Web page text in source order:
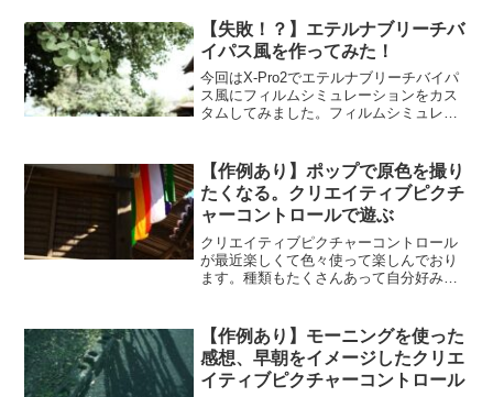
り、フィルム風に表現したい時には効果
的な...
【失敗！？】エテルナブリーチバ
イパス風を作ってみた！
今回はX-Pro2でエテルナブリーチバイパ
ス風にフィルムシミュレーションをカス
タムしてみました。フィルムシミュレー
ナブリーチバイパスのいいところまで行
きましたが全然でし...
【作例あり】ポップで原色を撮り
たくなる。クリエイティブピクチ
ャーコントロールで遊ぶ
クリエイティブピクチャーコントロール
が最近楽しくて色々使って楽しんでおり
ます。種類もたくさんあって自分好みの
ールの中でも彩度が高く、色味がはっき
りとしています。原色を撮...
【作例あり】モーニングを使った
感想、早朝をイメージしたクリエ
イティブピクチャーコントロール